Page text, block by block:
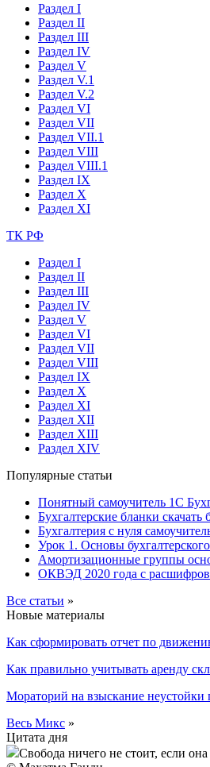
Раздел I
Раздел II
Раздел III
Раздел IV
Раздел V
Раздел V.1
Раздел V.2
Раздел VI
Раздел VII
Раздел VII.1
Раздел VIII
Раздел VIII.1
Раздел IX
Раздел X
Раздел XI
ТК РФ
Раздел I
Раздел II
Раздел III
Раздел IV
Раздел V
Раздел VI
Раздел VII
Раздел VIII
Раздел IX
Раздел X
Раздел XI
Раздел XII
Раздел XIII
Раздел XIV
Популярные статьи
Понятный самоучитель 1С
Бухгалтерские бланки скачать
Бухгалтерия с нуля
Урок 1. Основы бухгалтерского
Амортизационные группы
ОКВЭД 2020 года с
Все статьи »
Новые материалы
Как сформировать отчет по
Как правильно учитывать аренду
Мораторий на взыскание
Весь Микс »
Цитата дня
Свобода ничего не стоит, если